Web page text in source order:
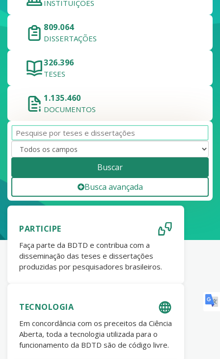
INSTITUIÇÕES
809.064
DISSERTAÇÕES
326.396
TESES
1.135.460
DOCUMENTOS
Buscar
Busca avançada
PARTICIPE
Faça parte da BDTD e contribua com a
disseminação das teses e dissertações
produzidas por pesquisadores brasileiros.
TECNOLOGIA
Em concordância com os preceitos da Ciência
Aberta, toda a tecnologia utilizada para o
funcionamento da BDTD são de código livre.